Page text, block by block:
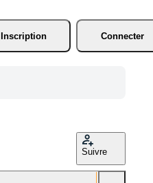
Inscription
Connecter
Suivre